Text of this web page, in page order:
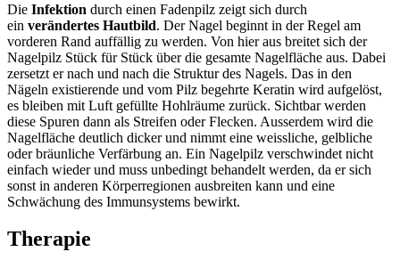
Die Infektion durch einen Fadenpilz zeigt sich durch
ein verändertes Hautbild. Der Nagel beginnt in der Regel am
vorderen Rand auffällig zu werden. Von hier aus breitet sich der
Nagelpilz Stück für Stück über die gesamte Nagelfläche aus. Dabei
zersetzt er nach und nach die Struktur des Nagels. Das in den
Nägeln existierende und vom Pilz begehrte Keratin wird aufgelöst,
es bleiben mit Luft gefüllte Hohlräume zurück. Sichtbar werden
diese Spuren dann als Streifen oder Flecken. Ausserdem wird die
Nagelfläche deutlich dicker und nimmt eine weissliche, gelbliche
oder bräunliche Verfärbung an. Ein Nagelpilz verschwindet nicht
einfach wieder und muss unbedingt behandelt werden, da er sich
sonst in anderen Körperregionen ausbreiten kann und eine
Schwächung des Immunsystems bewirkt.
Therapie